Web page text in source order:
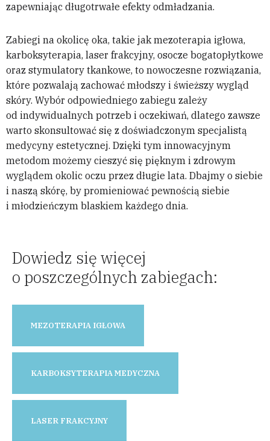
zapewniając długotrwałe efekty odmładzania.
Zabiegi na okolicę oka, takie jak mezoterapia igłowa,
karboksyterapia, laser frakcyjny, osocze bogatopłytkowe
oraz stymulatory tkankowe, to nowoczesne rozwiązania,
które pozwalają zachować młodszy i świeższy wygląd
skóry. Wybór odpowiedniego zabiegu zależy
od indywidualnych potrzeb i oczekiwań, dlatego zawsze
warto skonsultować się z doświadczonym specjalistą
medycyny estetycznej. Dzięki tym innowacyjnym
metodom możemy cieszyć się pięknym i zdrowym
wyglądem okolic oczu przez długie lata. Dbajmy o siebie
i naszą skórę, by promieniować pewnością siebie
i młodzieńczym blaskiem każdego dnia.
Dowiedz się więcej
o poszczególnych zabiegach:
MEZOTERAPIA IGŁOWA
KARBOKSYTERAPIA MEDYCZNA
LASER FRAKCYJNY